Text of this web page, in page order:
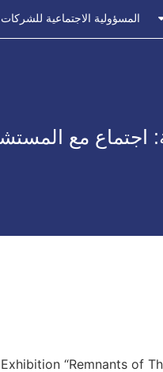
المسؤولية الاجتماعية للشركات
اجتماع مع